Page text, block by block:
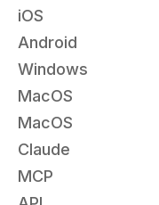
iOS
Android
Windows
MacOS
MacOS
Claude
MCP